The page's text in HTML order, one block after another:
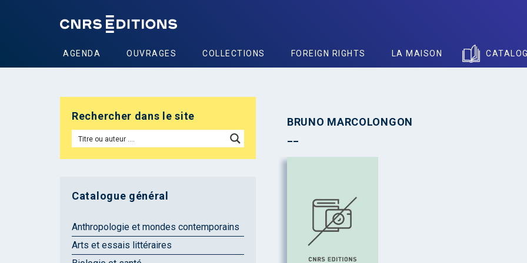
AGENDA OUVRAGES COLLECTIONS FOREIGN RIGHTS LA MAISON
BRUNO MARCOLONGON
Rechercher dans le site
Catalogue général
Anthropologie et mondes contemporains
Arts et essais littéraires